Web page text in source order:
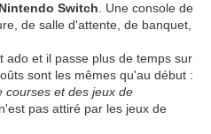
Nintendo Switch . Une console de
de salle d'attente, de banquet,
ado et il passe plus de temps sur
sont les mêmes qu'au début :
courses et des jeux de
pas attiré par les jeux de